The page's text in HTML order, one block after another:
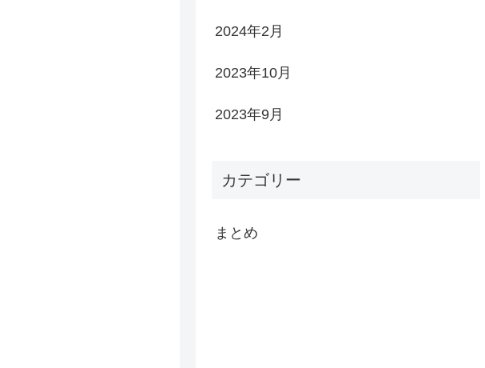
2024年2月
2023年10月
2023年9月
カテゴリー
まとめ